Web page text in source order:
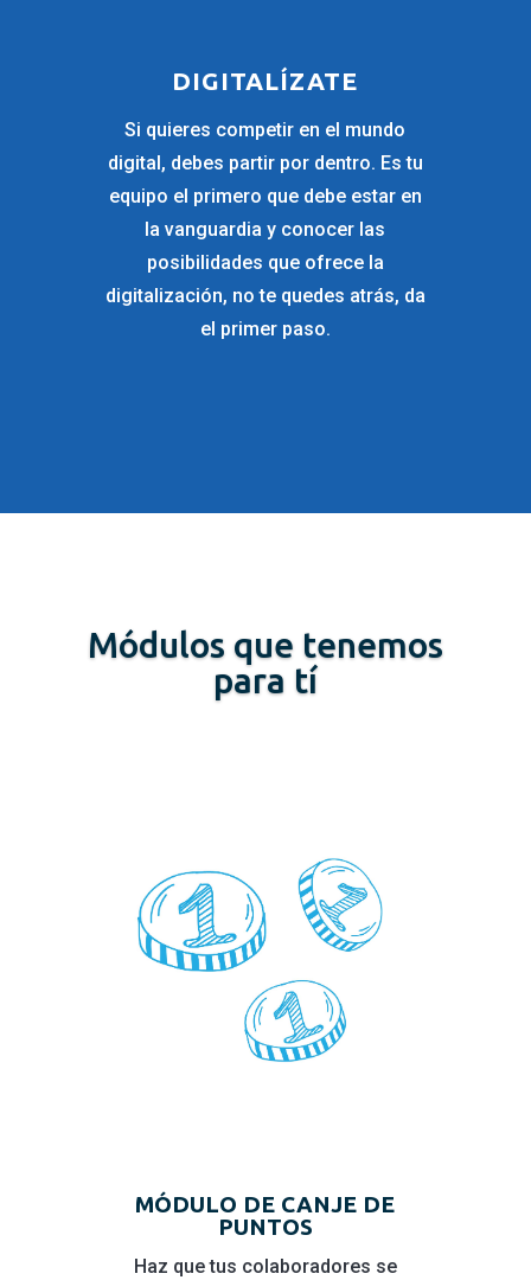
DIGITALÍZATE
Si quieres competir en el mundo
digital, debes partir por dentro. Es tu
equipo el primero que debe estar en
la vanguardia y conocer las
posibilidades que ofrece la
digitalización, no te quedes atrás, da
el primer paso.
Módulos que tenemos
para tí
MÓDULO DE CANJE DE
PUNTOS
Haz que tus colaboradores se